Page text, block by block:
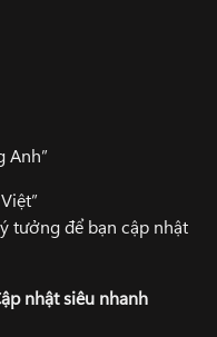
Anh”
tưởng để bạn cập nhật
nhật siêu nhanh